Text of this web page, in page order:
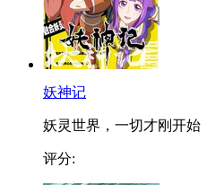
妖神记
妖灵世界，一切才刚开始
评分: